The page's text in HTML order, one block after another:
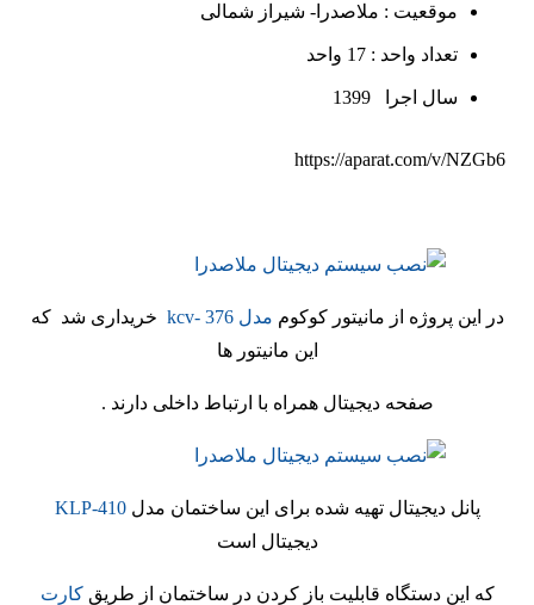
موقعیت : ملاصدرا- شیراز شمالی
تعداد واحد : 17 واحد
سال اجرا 1399
https://aparat.com/v/NZGb6
در این پروژه از مانیتور کوکوم مدل kcv- 376
خریداری شد که
این مانیتور ها
صفحه دیجیتال همراه با ارتباط داخلی دارند .
پانل دیجیتال تهیه شده برای این ساختمان مدلKLP-410
دیجیتال است
که این دستگاه قابلیت باز کردن در ساختمان از طریقکارت